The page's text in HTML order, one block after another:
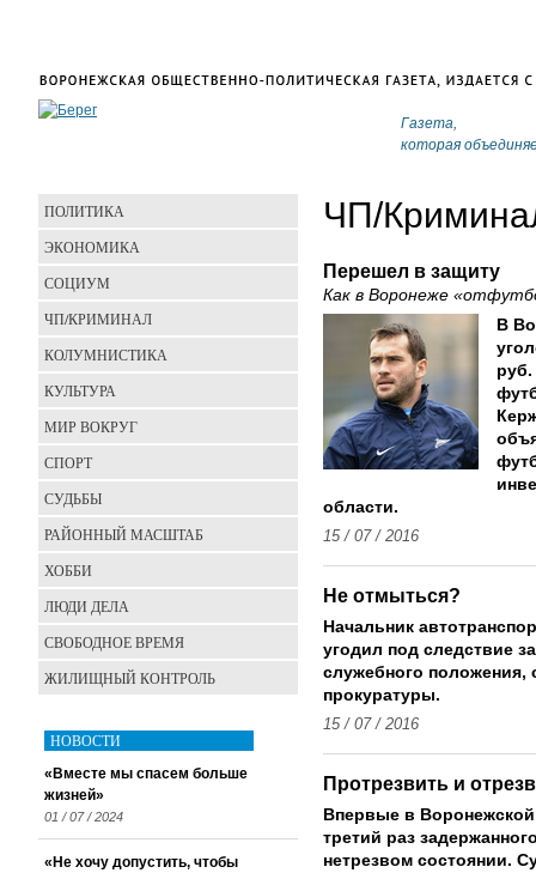
Газета,
которая
ЧП/
Перешел в защиту
Как в Воронеже
В
области.
15 / 07 / 2016
Не отмыться?
Начальник
угодил под следствие
служебного положения,
прокуратуры.
15 / 07 / 2016
Протрезвить и
Впервые в
третий раз
нетрезвом состоянии.
ПОЛИТИКА
ЭКОНОМИКА
СОЦИУМ
ЧП/КРИМИНАЛ
КОЛУМНИСТИКА
КУЛЬТУРА
МИР ВОКРУГ
СПОРТ
СУДЬБЫ
РАЙОННЫЙ МАСШТАБ
ХОББИ
ЛЮДИ ДЕЛА
СВОБОДНОЕ ВРЕМЯ
ЖИЛИЩНЫЙ КОНТРОЛЬ
НОВОСТИ
«Вместе мы спасем больше
жизней»
01 / 07 / 2024
«Не хочу допустить, чтобы